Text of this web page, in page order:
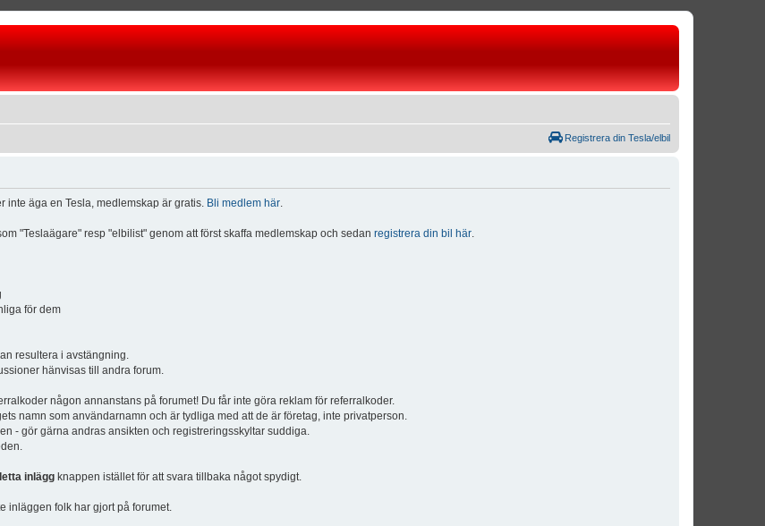
Registrera din Tesla/elbil
inte äga en Tesla, medlemskap är gratis. Bli medlem här.
"Teslaägare" resp "elbilist" genom att först skaffa medlemskap och sedan registrera din bil här.
för dem
resultera i avstängning.
hänvisas till andra forum.
någon annanstans på forumet! Du får inte göra reklam för referralkoder.
namn som användarnamn och är tydliga med att de är företag, inte privatperson.
- gör gärna andras ansikten och registreringsskyltar suddiga.
inlägg knappen istället för att svara tillbaka något spydigt.
inläggen folk har gjort på forumet.